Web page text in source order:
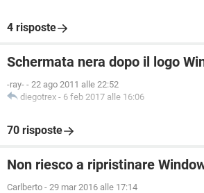
4 risposte
Schermata nera dopo il logo
-ray- - 22 ago 2011 alle 22:52
diegotrex - 6 feb 2017 alle 16:06
70 risposte
Non riesco a ripristinare
Carlberto - 29 mar 2016 alle 17:14